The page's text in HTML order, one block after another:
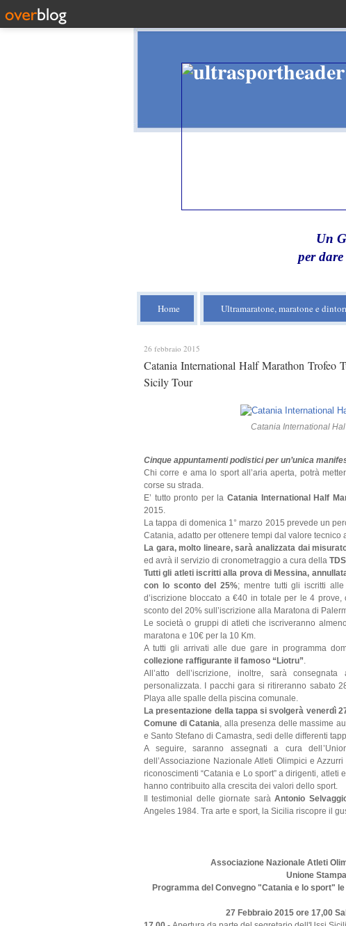
Un
per
Home Ultramaratone, maratone e
26 febbraio 2015
Catania International Half Marathon Trofeo
Sicily Tour
Catania International
Cinque appuntamenti podistici per un’unica
Chi corre e ama lo sport all’aria aperta, potrà
corse su strada.
E’ tutto pronto per la Catania International Half
2015.
La tappa di domenica 1° marzo 2015 prevede un
Catania, adatto per ottenere tempi dal valore tecnico
La gara, molto lineare, sarà analizzata dai
ed avrà il servizio di cronometraggio a cura della TDS
Tutti gli atleti iscritti alla prova di Messina,
con lo sconto del 25%; mentre tutti gli iscritti
d’iscrizione bloccato a €40 in totale per le 4
sconto del 20% sull’iscrizione alla Maratona di
Le società o gruppi di atleti che iscriveranno
maratona e 10€ per la 10 Km.
A tutti gli arrivati alle due gare in programma
collezione raffigurante il famoso “Liotru”.
All’atto dell’iscrizione, inoltre, sarà
personalizzata. I pacchi gara si ritireranno sabato
Playa alle spalle della piscina comunale.
La presentazione della tappa si svolgerà venerdì
Comune di Catania, alla presenza delle massime
e Santo Stefano di Camastra, sedi delle differenti
A seguire, saranno assegnati a cura
dell’Associazione Nazionale Atleti Olimpici e
riconoscimenti “Catania e Lo sport” a dirigenti,
hanno contribuito alla crescita dei valori dello sport.
Il testimonial delle giornate saràAntonio
Angeles 1984. Tra arte e sport, la Sicilia riscopre il
Associazione Nazionale Atleti
Unione
Programma del Convegno "Catania e lo sport"
27 Febbraio 2015 ore 17,00